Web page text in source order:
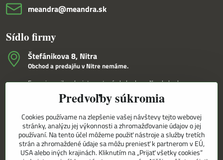
meandra​@meandra​.sk
Sídlo firmy
Štefánikova 8, Nitra
Obchod a predajňu v Nitre nemáme.
Fungujeme iba ako internetový obchod a veľkoobchod.
V Nitre Vám tovar dovezieme osobne na základe internetovej
objednávky a telefonického dohovoru.
Korešpondenčná adresa
MEANDRA,s.r.o.
P.O.BOX 8/D
949 01 Nitra
Predvoľby súkromia
Cookies používame na zlepšenie vašej návštevy tejto webovej
stránky, analýzu jej výkonnosti a zhromažďovanie údajov o jej
používaní. Na tento účel môžeme použiť nástroje a služby tretích
strán a zhromaždené údaje sa môžu preniesť k partnerom v EÚ,
USA alebo iných krajinách. Kliknutím na „Prijať všetky cookies“